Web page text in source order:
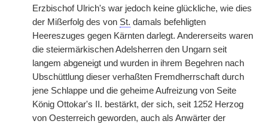
Erzbischof Ulrich's war jedoch keine glückliche, wie dies
der Mißerfolg des von St. damals befehligten
Heereszuges gegen Kärnten darlegt. Andererseits waren
die steiermärkischen Adelsherren den Ungarn seit
langem abgeneigt und wurden in ihrem Begehren nach
Ubschüttlung dieser verhaßten Fremdherrschaft durch
jene Schlappe und die geheime Aufreizung von Seite
König Ottokar's II. bestärkt, der sich, seit 1252 Herzog
von Oesterreich geworden, auch als Anwärter der